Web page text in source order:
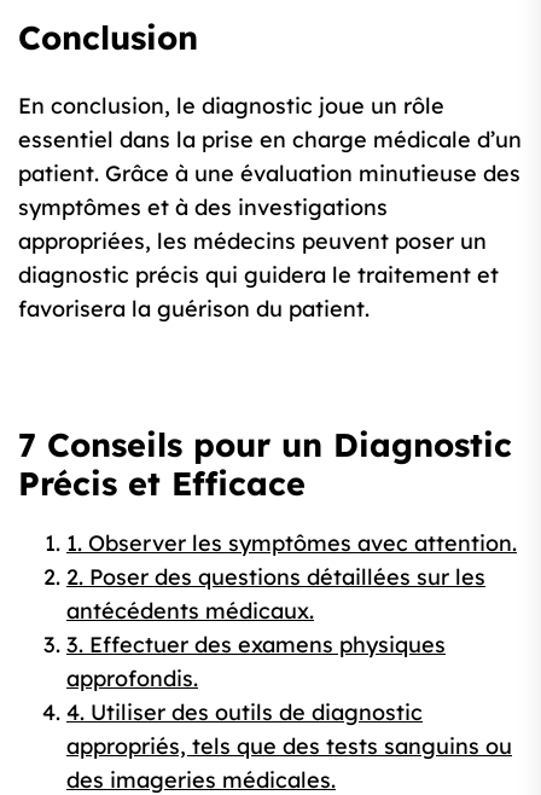
Conclusion
En conclusion, le diagnostic joue un rôle
essentiel dans la prise en charge médicale d’un
patient. Grâce à une évaluation minutieuse des
symptômes et à des investigations
appropriées, les médecins peuvent poser un
diagnostic précis qui guidera le traitement et
favorisera la guérison du patient.
7 Conseils pour un Diagnostic
Précis et Efficace
1. Observer les symptômes avec attention.
2. Poser des questions détaillées sur les
antécédents médicaux.
3. Effectuer des examens physiques
approfondis.
4. Utiliser des outils de diagnostic
appropriés, tels que des tests sanguins ou
des imageries médicales.